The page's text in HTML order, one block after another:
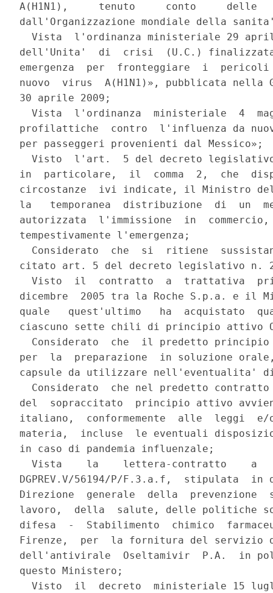
A(H1N1),     tenuto     conto     delle
dall'Organizzazione mondiale della
Vista  l'ordinanza ministeriale 29
dell'Unita'  di  crisi  (U.C.) finalizzata
emergenza  per  fronteggiare  i
nuovo  virus  A(H1N1)», pubblicata
30 aprile 2009;
Vista  l'ordinanza  ministeriale  4
profilattiche  contro  l'influenza da
per passeggeri provenienti dal Messico»;
Visto  l'art.  5 del decreto
in  particolare,  il  comma  2,  che
circostanze  ivi indicate, il Ministro
la   temporanea  distribuzione  di  un
autorizzata  l'immissione  in
tempestivamente l'emergenza;
Considerato  che  si  ritiene
citato art. 5 del decreto legislativo n.
Visto  il  contratto  a  trattativa
dicembre  2005 tra la Roche S.p.a. e il
quale   quest'ultimo   ha  acquistato
ciascuno sette chili di principio attivo
Considerato  che  il predetto
per  la  preparazione  in soluzione
capsule da utilizzare nell'eventualita' di
Considerato  che nel predetto
del  sopraccitato  principio attivo
italiano,  conformemente  alle  leggi
materia,  incluse  le eventuali
in caso di pandemia influenzale;
Vista    la    lettera-contratto    a
DGPREV.V/56194/P/F.3.a.f,  stipulata  in
Direzione  generale  della
lavoro,  della  salute, delle politiche
difesa  -  Stabilimento  chimico
Firenze,  per  la fornitura del servizio
dell'antivirale  Oseltamivir  P.A.  in
questo Ministero;
Visto  il  decreto  ministeriale 15